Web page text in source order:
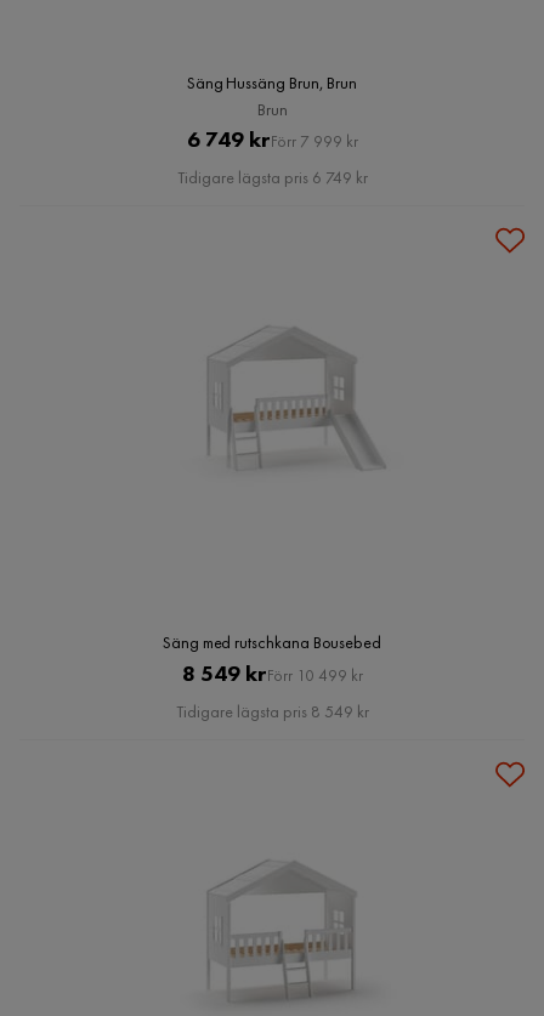
Säng Hussäng Brun, Brun
Brun
Pris
6 749 krOriginal
Pris
Förr 7 999 kr
Tidigare lägsta pris 6 749 kr
Säng med rutschkana Bousebed
Pris
8 549 krOriginal
Pris
Förr 10 499 kr
Tidigare lägsta pris 8 549 kr